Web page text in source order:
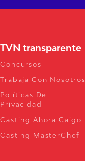
TVN transparente
Concursos
Trabaja Con Nosotros
Políticas De
Privacidad
Casting Ahora Caigo
Casting MasterChef